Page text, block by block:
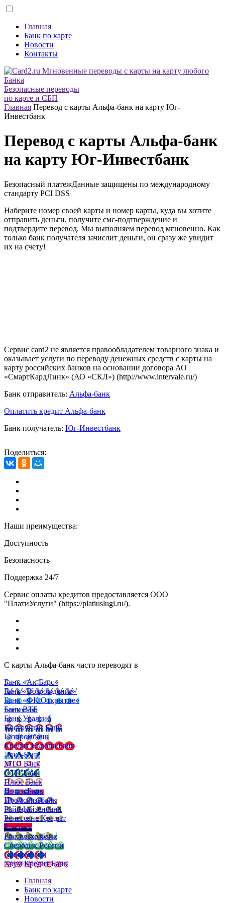
Главная
Банк по карте
Новости
Контакты
Безопасные переводы
по карте и СБП
Главная Перевод с карты Альфа-банк на карту Юг-
Инвестбанк
Перевод с карты Альфа-банк
на карту Юг-Инвестбанк
Безопасный платежДанные защищены по международному
стандарту PCI DSS
Наберите номер своей карты и номер карты, куда вы хотите
отправить деньги, получите смс-подтверждение и
подтвердите перевод. Мы выполняем перевод мгновенно. Как
только банк получателя зачислит деньги, он сразу же увидит
их на счету!
Сервис card2 не является правообладателем товарного знака и
оказывает услуги по переводу денежных средств с карты на
карту российских банков на основании договора АО
«СмартКардЛинк» (АО «СКЛ») (http://www.intervale.ru/)
Банк отправитель: Альфа-банк
Оплатить кредит Альфа-банк
Банк получатель: Юг-Инвестбанк
Поделиться:
Наши преимущества:
Доступность
Безопасность
Поддержка 24/7
Сервис оплаты кредитов предоставляется ООО
"ПлатиУслуги" (https://platiuslugi.ru/).
С карты Альфа-банк часто переводят в
Банк «Ак Барс»
Банк «Возрождение»
Банк «ФК Открытие»
Банк ВТБ
Банк Уралсиб
Восточный Банк
Газпромбанк
Кредит Европа Банк
Локо-Банк
МТС Банк
ОТП Банк
Плюс Банк
Почта Банк
Промсвязьбанк
Райффайзенбанк
Ренессанс Кредит
Росбанк
Россельхозбанк
Сбербанк России
Совкомбанк
Хоум Кредит Банк
Главная
Банк по карте
Новости